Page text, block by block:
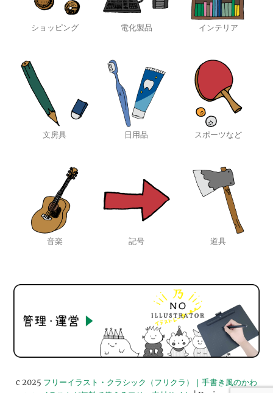
ショッピング 電化製品 インテリア
文房具 日用品 スポーツなど
音楽 記号 道具
c 2025 フリーイラスト・クラシック（フリクラ）｜手書き風のかわ